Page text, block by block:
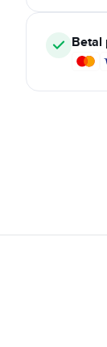
Betal